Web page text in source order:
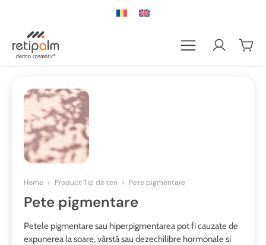
Home Product Tip de ten Pete pigmentare
Pete pigmentare
Petele pigmentare sau hiperpigmentarea pot fi cauzate de
expunerea la soare, vârstă sau dezechilibre hormonale si